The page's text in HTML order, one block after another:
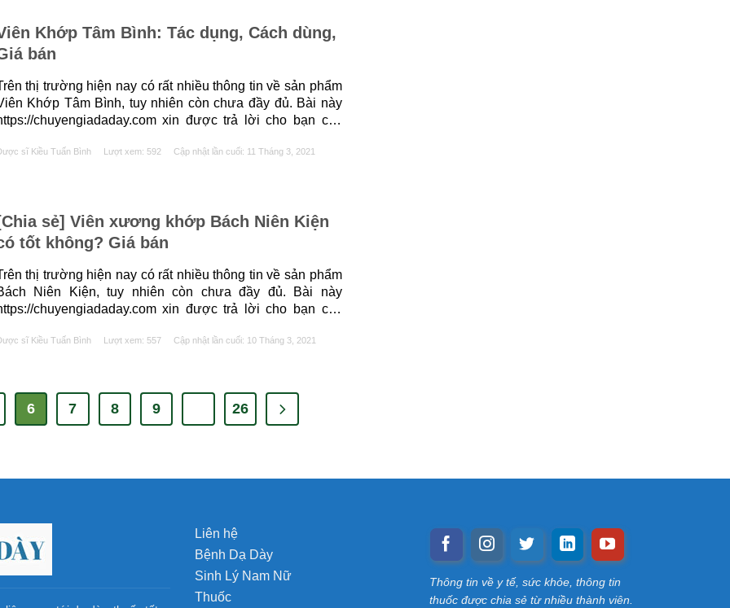
Khớp Tâm Bình: Tác dụng, Cách dùng,
bán
thị trường hiện nay có rất nhiều thông tin về sản phẩm
Khớp Tâm Bình, tuy nhiên còn chưa đầy đủ. Bài này
chuyengiadaday.com xin được trả lời cho bạn các
có tác dụng gì? Viên Khớp Tâm Bình bao......
sĩ Kiều Tuấn Bình Lượt xem: 592 Cập nhật lần cuối: 11 Tháng 3, 2021
sẻ] Viên xương khớp Bách Niên Kiện
tốt không? Giá bán
thị trường hiện nay có rất nhiều thông tin về sản phẩm
Niên Kiện, tuy nhiên còn chưa đầy đủ. Bài này
chuyengiadaday.com xin được trả lời cho bạn các
gì? Bách Niên Kiện giá bao nhiêu? Dưới đây......
sĩ Kiều Tuấn Bình Lượt xem: 557 Cập nhật lần cuối: 10 Tháng 3, 2021
6 7 8 9 26
Liên hệ
Bệnh Dạ Dày
Sinh Lý Nam Nữ
Thuốc
Thông tin về y tế, sức khỏe, thông tin
thuốc được chia sẻ từ nhiều thành viên.